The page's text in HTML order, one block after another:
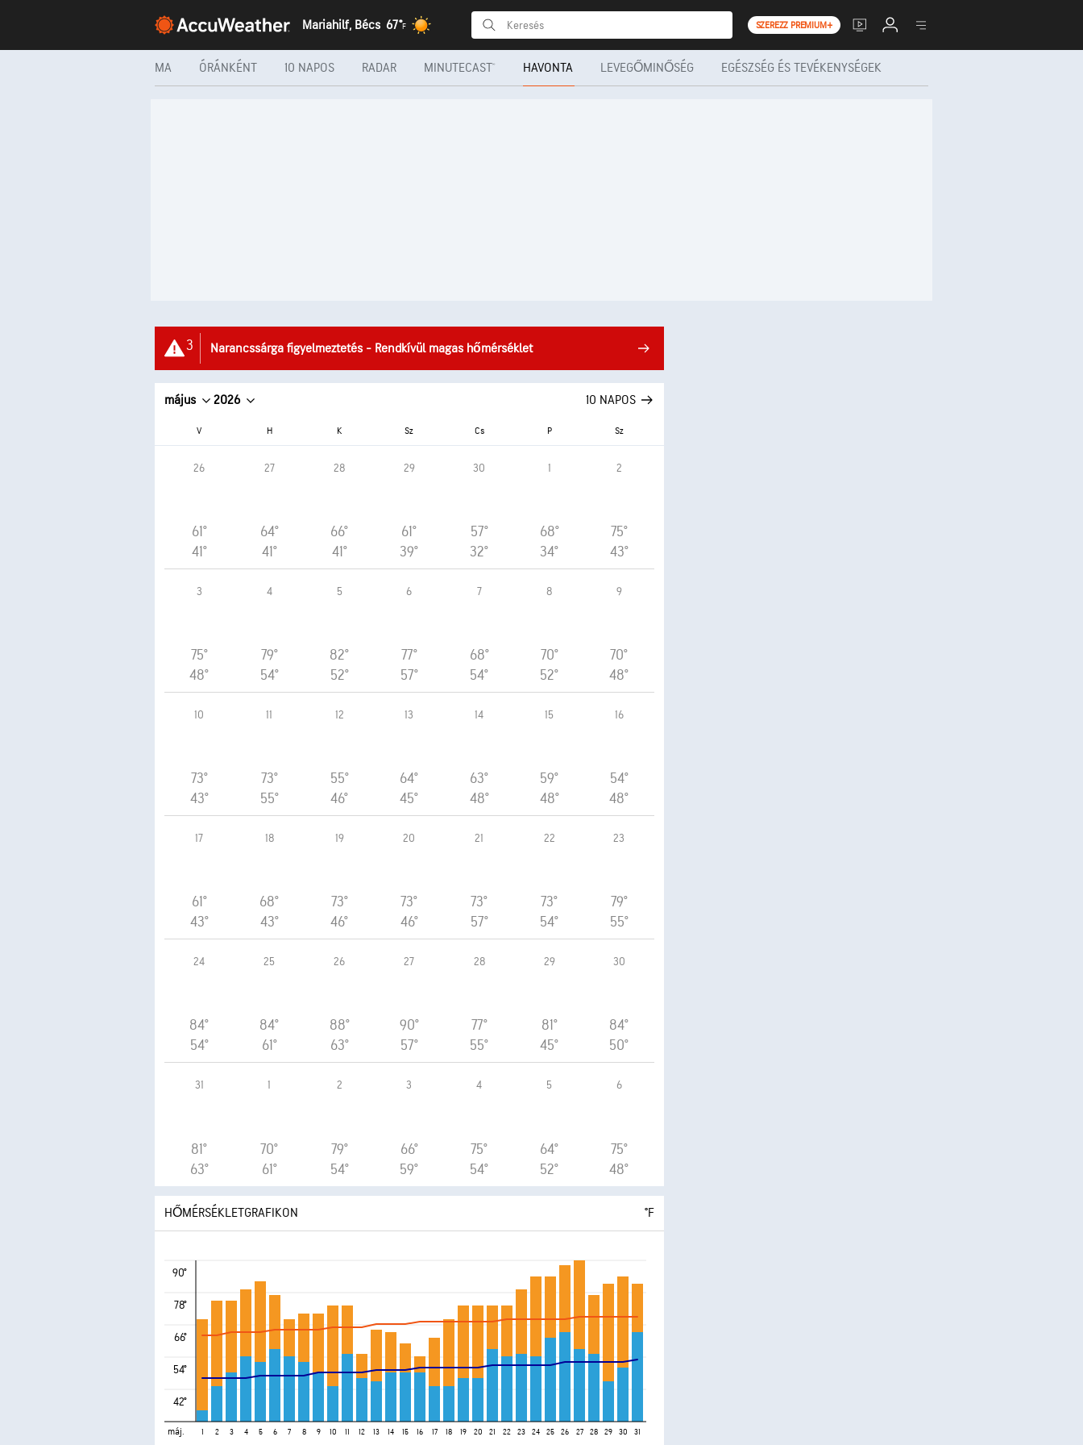
Mariahilf, Bécs 67°F SZEREZZ PREMIUM+
MA ÓRÁNKÉNT 10 NAPOS RADAR MINUTECAST® HAVONTA LEVEGŐMINŐSÉG EGÉSZSÉG ÉS TEVÉKENYSÉGEK
3 Narancssárga figyelmeztetés - Rendkívül magas hőmérséklet
május 2026 10 NAPOS
V H K Sz Cs P Sz
26
61°
41°
27
64°
41°
28
66°
41°
29
61°
39°
30
57°
32°
1
68°
34°
2
75°
43°
3
75°
48°
4
79°
54°
5
82°
52°
6
77°
57°
7
68°
54°
8
70°
52°
9
70°
48°
10
73°
43°
11
73°
55°
12
55°
46°
13
64°
45°
14
63°
48°
15
59°
48°
16
54°
48°
17
61°
43°
18
68°
43°
19
73°
46°
20
73°
46°
21
73°
57°
22
73°
54°
23
79°
55°
24
84°
54°
25
84°
61°
26
88°
63°
27
90°
57°
28
77°
55°
29
81°
45°
30
84°
50°
31
81°
63°
1
70°
61°
2
79°
54°
3
66°
59°
4
75°
54°
5
64°
52°
6
75°
48°
HŐMÉRSÉKLETGRAFIKON °F
90°
78°
66°
54°
42°
máj. 1 2 3 4 5 6 7 8 9 10 11 12 13 14 15 16 17 18 19 20 21 22 23 24 25 26 27 28 29 30 31